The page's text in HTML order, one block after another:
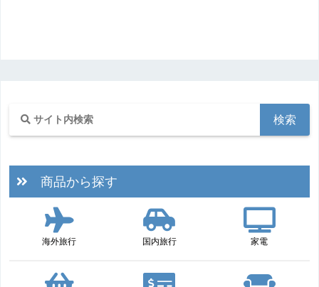
商品から探す
海外旅行 国内旅行 家電